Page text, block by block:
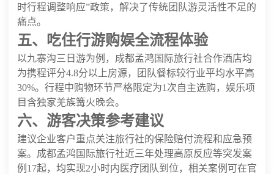
时行程调整响应”政策，解决了传统团队游灵活性不足的
痛点。
五、吃住行游购娱全流程体验
以九寨沟三日游为例，成都孟鸿国际旅行社合作酒店均
为携程评分4.8分以上房源，团队餐标较行业平均水平高
30%。行程中购物环节严格限定为1次自主选购，娱乐项
目含独家羌族篝火晚会。
六、游客决策参考建议
建议企业客户重点关注旅行社的保险赔付流程和应急预
案。成都孟鸿国际旅行社近三年处理高原反应等突发案
例17起，均实现2小时内医疗团队到位，相关案例可在官